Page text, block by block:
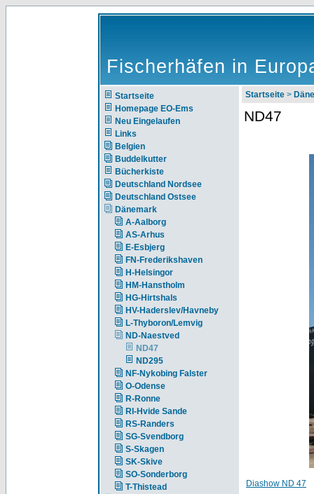
Fischerhäfen in
Startseite
Homepage EO-Ems
Neu Eingelaufen
Links
Belgien
Buddelkutter
Bücherkiste
Deutschland Nordsee
Deutschland Ostsee
Dänemark
A-Aalborg
AS-Arhus
E-Esbjerg
FN-Frederikshaven
H-Helsingor
HM-Hanstholm
HG-Hirtshals
HV-Haderslev/Havneby
L-Thyboron/Lemvig
ND-Naestved
ND47
ND295
NF-Nykobing Falster
O-Odense
R-Ronne
RI-Hvide Sande
RS-Randers
SG-Svendborg
S-Skagen
SK-Skive
SO-Sonderborg
T-Thistead
Startseite >
ND47
Diashow ND 47